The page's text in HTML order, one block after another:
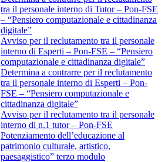
tra il personale interno di Tutor – Pon-FSE
– “Pensiero computazionale e cittadinanza
digitale”
Avviso per il reclutamento tra il personale
interno di Esperti – Pon-FSE – “Pensiero
computazionale e cittadinanza digitale”
Determina a contrarre per il reclutamento
tra il personale interno di Esperti – Pon-
FSE – “Pensiero computazionale e
cittadinanza digitale”
Avviso per il reclutamento tra il personale
interno di n.1 tutor – Pon-FSE
Potenziamento dell’educazione al
patrimonio culturale, artistico,
paesaggistico” terzo modulo